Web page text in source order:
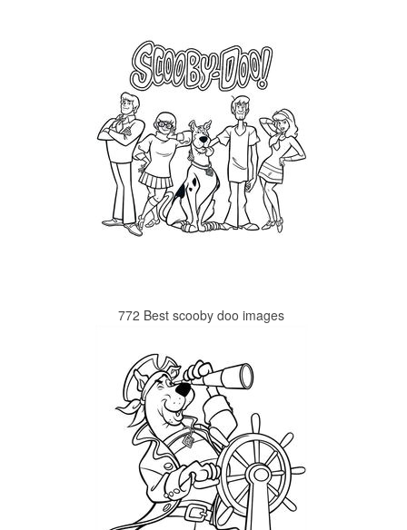
772 Best scooby doo images